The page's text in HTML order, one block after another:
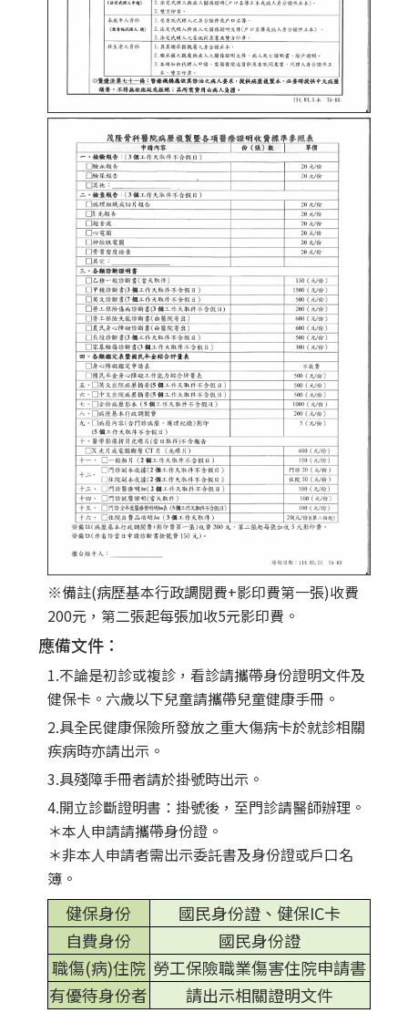
※備註(病歷基本行政調閱費+影印費第一張)收費
200元，第二張起每張加收5元影印費。
應備文件：
1.不論是初診或複診，看診請攜帶身份證明文件及
健保卡。六歲以下兒童請攜帶兒童健康手冊。
2.具全民健康保險所發放之重大傷病卡於就診相關
疾病時亦請出示。
3.具殘障手冊者請於掛號時出示。
4.開立診斷證明書：掛號後，至門診請醫師辦理。
＊本人申請請攜帶身份證。
＊非本人申請者需出示委託書及身份證或戶口名
簿。
健保身份
國民身份證、健保IC卡
自費身份
國民身份證
職傷(病)住院 勞工保險職業傷害住院申請書
有優待身份者
請出示相關證明文件